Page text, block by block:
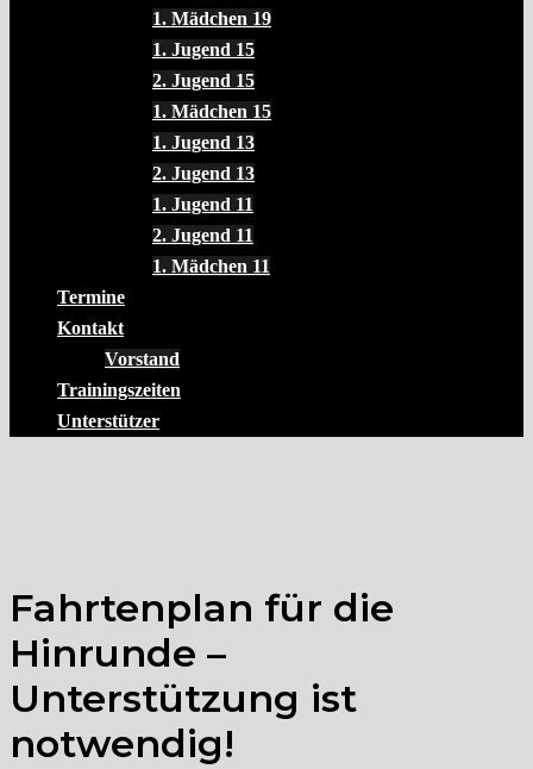
1. Mädchen 19
1. Jugend 15
2. Jugend 15
1. Mädchen 15
1. Jugend 13
2. Jugend 13
1. Jugend 11
2. Jugend 11
1. Mädchen 11
Termine
Kontakt
Vorstand
Trainingszeiten
Unterstützer
Fahrtenplan für die
Hinrunde –
Unterstützung ist
notwendig!